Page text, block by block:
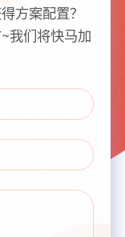
方案配置？
我们将快马加